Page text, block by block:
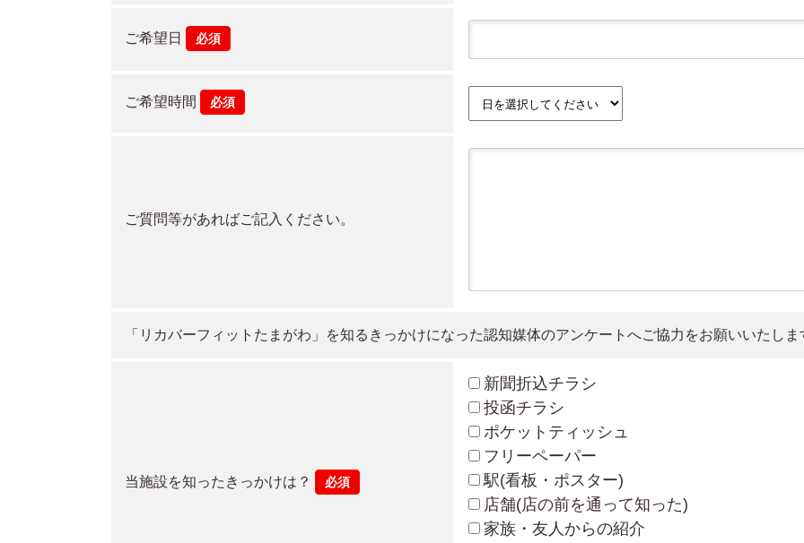
ご希望日 必須
ご希望時間 必須
ご質問等があればご記入ください。
「リカバーフィットたまがわ」を知るきっかけになった認知媒体のアンケートへご協力をお願いいたしま
当施設を知ったきっかけは？ 必須
新聞折込チラシ
投函チラシ
ポケットティッシュ
フリーペーパー
駅(看板・ポスター)
店舗(店の前を通って知った)
家族・友人からの紹介